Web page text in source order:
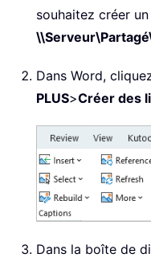
souhaitez créer
Dans Word,
PLUS>Créer des
Dans la boîte de